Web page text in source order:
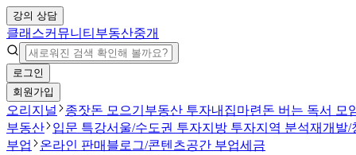
강의 상담
클래스커뮤니티 부동산중개
로그인
회원가입
오리지널 종잣돈 모으기 부동산 투자내집마련 돈 버는 독서 모
부동산
입문 특강서울/수도권 투자지방 투자지역 분석재개발/
부업
온라인 판매 블로그/콘텐츠공간 부업세금